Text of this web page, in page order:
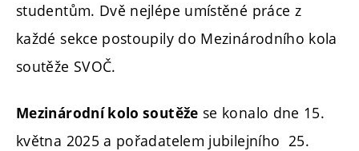
studentům. Dvě nejlépe umístěné práce z
každé sekce postoupily do Mezinárodního kola
soutěže SVOČ.
Mezinárodní kolo soutěže se konalo dne 15.
května 2025 a pořadatelem jubilejního 25.